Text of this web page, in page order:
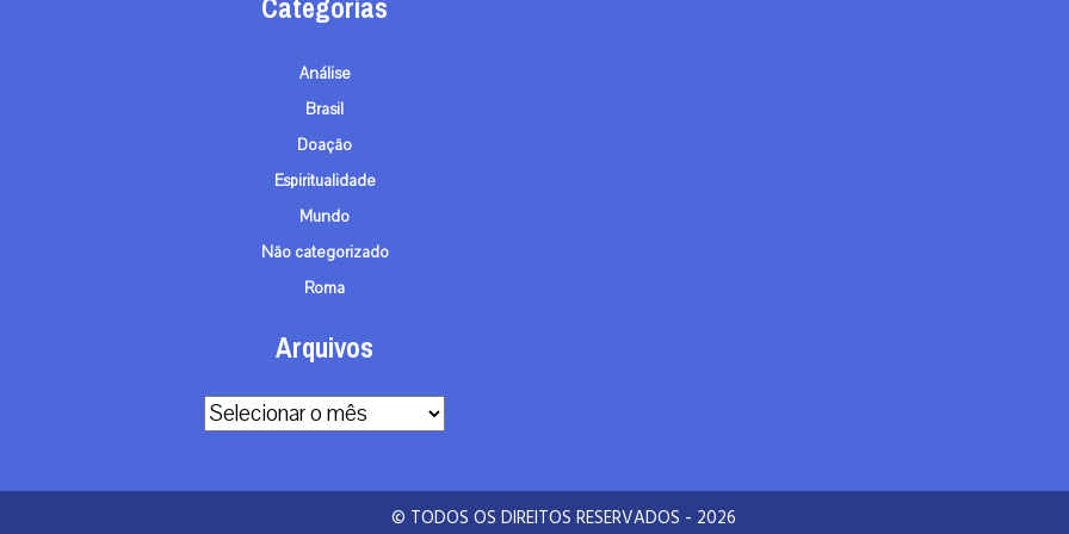
Análise
Brasil
Doação
Espiritualidade
Mundo
Não categorizado
Roma
Arquivos
Arquivos
© TODOS OS DIREITOS RESERVADOS - 2026